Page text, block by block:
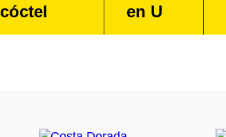
cóctel
en U